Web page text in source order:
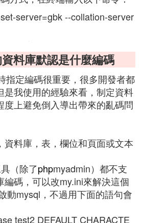
server=gbk --collation-server
料庫默認是什麼編碼
指定編碼很重要，很多開發者都
是我使用的經驗來看，制定資料
度上避免倒入導出帶來的亂碼問
資料庫，表，欄位和頁面或文本
（除了phpmyadmin）都不支
碼，可以改my.ini來解決這個
動mysql，不過用下面的語句會
test2 DEFAULT CHARACTE